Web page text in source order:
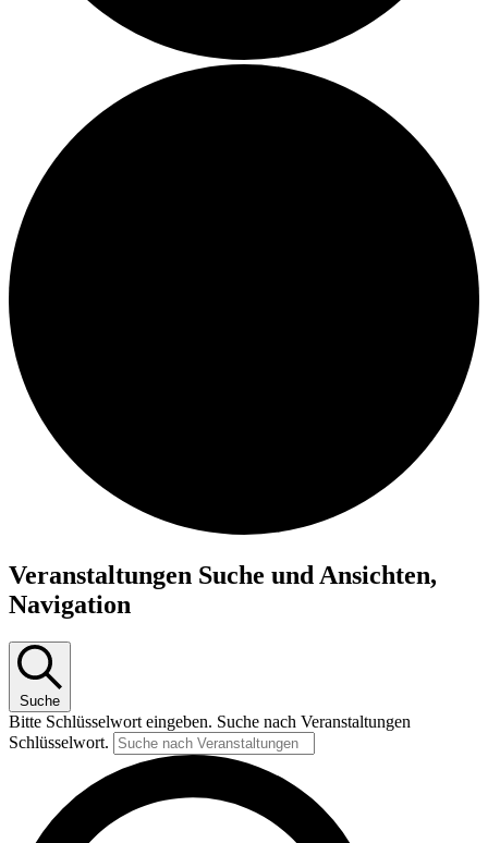
Veranstaltungen
Veranstaltungen Suche und Ansichten,
Navigation
Suche
Bitte Schlüsselwort eingeben. Suche nach Veranstaltungen
Schlüsselwort.